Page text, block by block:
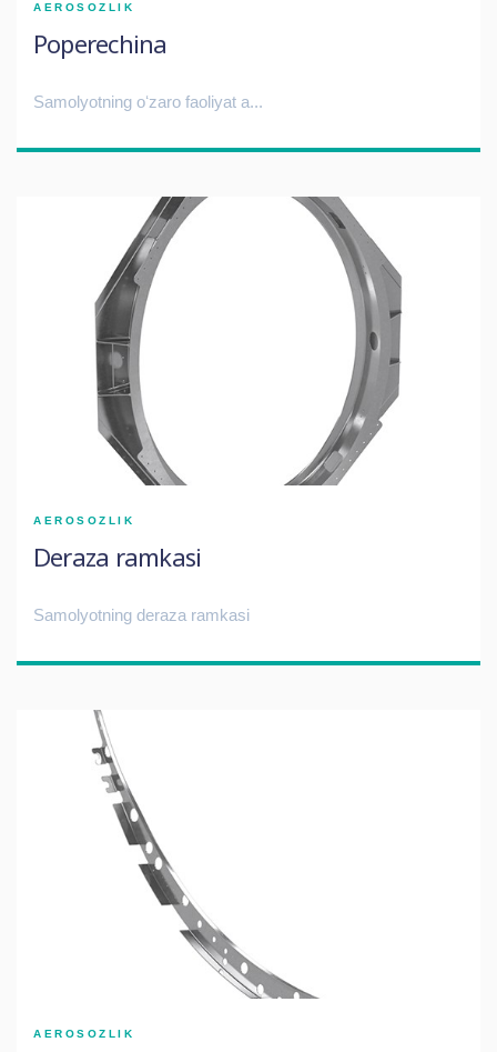
AEROSOZLIK
Poperechina
Samolyotning oʻzaro faoliyat a...
AEROSOZLIK
Deraza ramkasi
Samolyotning deraza ramkasi
AEROSOZLIK